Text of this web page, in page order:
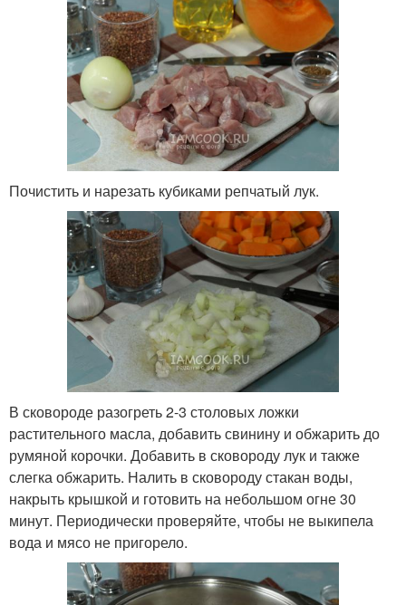
Почистить и нарезать кубиками репчатый лук.
В сковороде разогреть 2-3 столовых ложки
растительного масла, добавить свинину и обжарить до
румяной корочки. Добавить в сковороду лук и также
слегка обжарить. Налить в сковороду стакан воды,
накрыть крышкой и готовить на небольшом огне 30
минут. Периодически проверяйте, чтобы не выкипела
вода и мясо не пригорело.